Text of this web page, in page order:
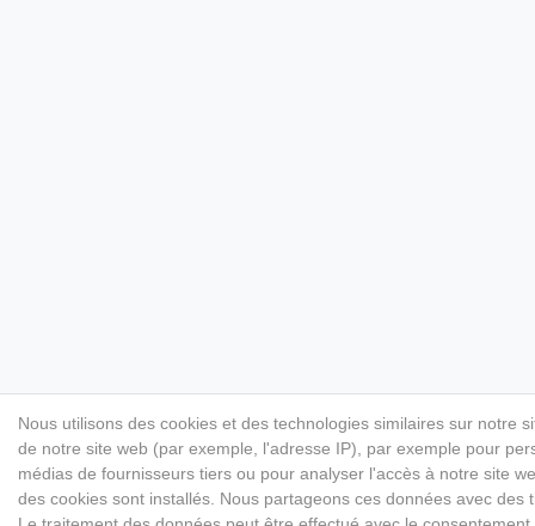
Nous utilisons des cookies et des technologies similaires sur notre
de notre site web (par exemple, l'adresse IP), par exemple pour
médias de fournisseurs tiers ou pour analyser l'accès à notre site
des cookies sont installés. Nous partageons ces données avec